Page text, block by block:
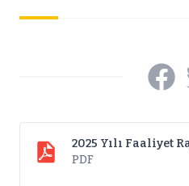
2025 Yılı Faaliyet
PDF